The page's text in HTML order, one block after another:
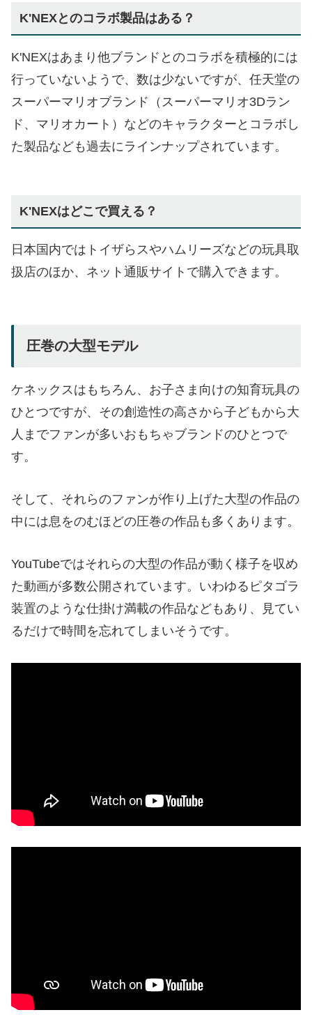
K'NEXとのコラボ製品はある？
K'NEXはあまり他ブランドとのコラボを積極的には
行っていないようで、数は少ないですが、任天堂の
スーパーマリオブランド（スーパーマリオ3Dラン
ド、マリオカート）などのキャラクターとコラボし
た製品なども過去にラインナップされています。
K'NEXはどこで買える？
日本国内ではトイザらスやハムリーズなどの玩具取
扱店のほか、ネット通販サイトで購入できます。
圧巻の大型モデル
ケネックスはもちろん、お子さま向けの知育玩具の
ひとつですが、その創造性の高さから子どもから大
人までファンが多いおもちゃブランドのひとつで
す。
そして、それらのファンが作り上げた大型の作品の
中には息をのむほどの圧巻の作品も多くあります。
YouTubeではそれらの大型の作品が動く様子を収め
た動画が多数公開されています。いわゆるピタゴラ
装置のような仕掛け満載の作品などもあり、見てい
るだけで時間を忘れてしまいそうです。